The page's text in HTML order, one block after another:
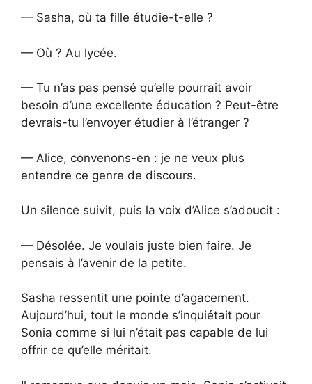
— Sasha, où ta fille étudie-t-elle ?
— Où ? Au lycée.
— Tu n’as pas pensé qu’elle pourrait avoir
besoin d’une excellente éducation ? Peut-être
devrais-tu l’envoyer étudier à l’étranger ?
— Alice, convenons-en : je ne veux plus
entendre ce genre de discours.
Un silence suivit, puis la voix d’Alice s’adoucit :
— Désolée. Je voulais juste bien faire. Je
pensais à l’avenir de la petite.
Sasha ressentit une pointe d’agacement.
Aujourd’hui, tout le monde s’inquiétait pour
Sonia comme si lui n’était pas capable de lui
offrir ce qu’elle méritait.